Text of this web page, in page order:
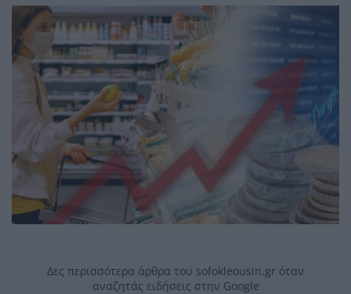
Δες περισσότερα άρθρα του sofokleousin.gr όταν
αναζητάς ειδήσεις στην Google